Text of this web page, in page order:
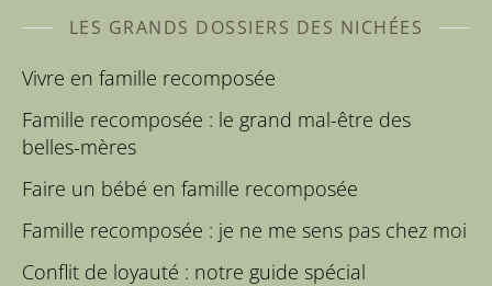
LES GRANDS DOSSIERS DES NICHÉES
Vivre en famille recomposée
Famille recomposée : le grand mal-être des
belles-mères
Faire un bébé en famille recomposée
Famille recomposée : je ne me sens pas chez moi
Conflit de loyauté : notre guide spécial